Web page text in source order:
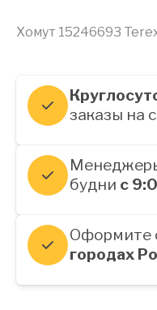
Хомут 15246693
заказы на
будни с
Оформите
городах